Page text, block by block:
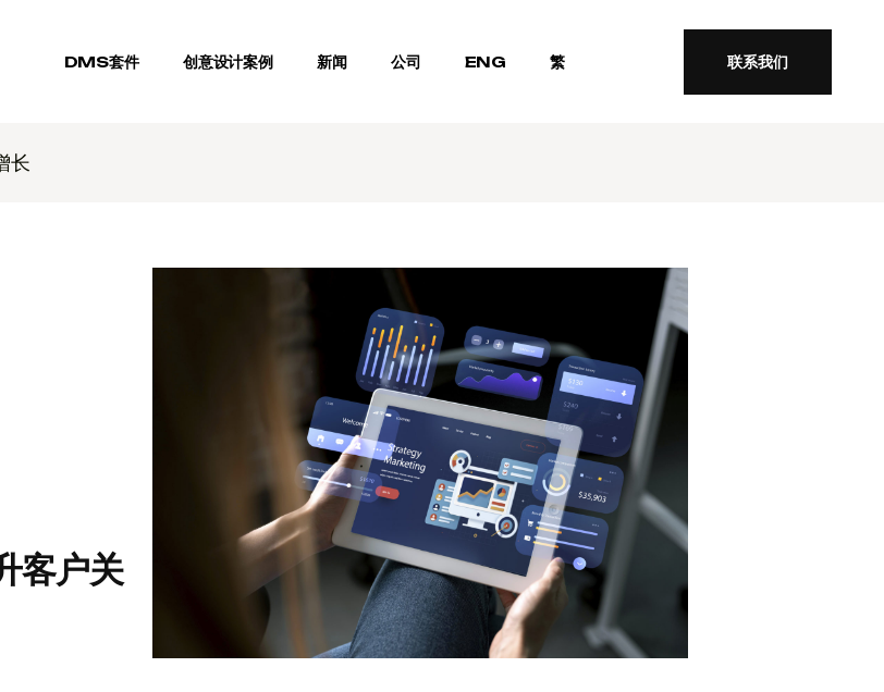
DMS套件 创意设计案例 新闻 公司 ENG 繁
联系我们
长
客户关